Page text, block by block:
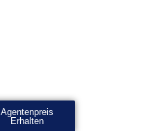
Agentenpreis
Erhalten